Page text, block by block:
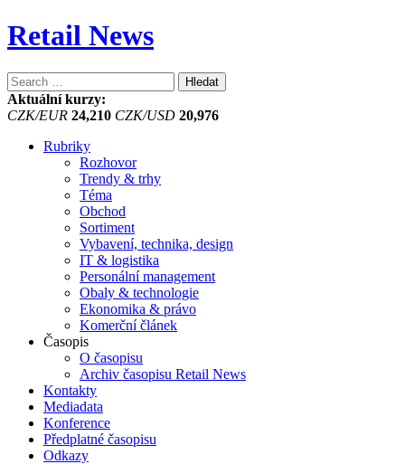
Retail News
Vyhledávání
Aktuální kurzy:
CZK/EUR 24,210 CZK/USD 20,976
Rubriky
Rozhovor
Trendy & trhy
Téma
Obchod
Sortiment
Vybavení, technika, design
IT & logistika
Personální management
Obaly & technologie
Ekonomika & právo
Komerční článek
Časopis
O časopisu
Archiv časopisu Retail News
Kontakty
Mediadata
Konference
Předplatné časopisu
Odkazy